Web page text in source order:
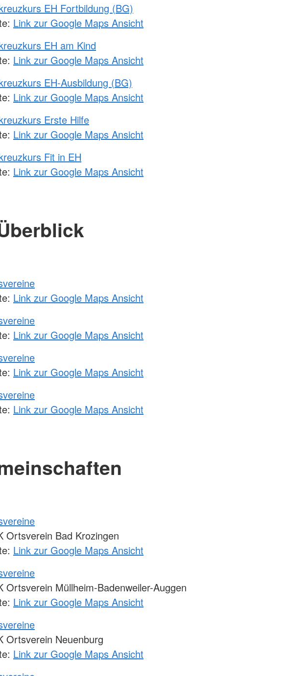
EH Fortbildung (BG)
Link zur Google Maps Ansicht
EH am Kind
Link zur Google Maps Ansicht
EH-Ausbildung (BG)
Link zur Google Maps Ansicht
Erste Hilfe
Link zur Google Maps Ansicht
Fit in EH
Link zur Google Maps Ansicht
Link zur Google Maps Ansicht
Link zur Google Maps Ansicht
Link zur Google Maps Ansicht
Link zur Google Maps Ansicht
Ortsverein Bad Krozingen
Link zur Google Maps Ansicht
Ortsverein Müllheim-Badenweiler-Auggen
Link zur Google Maps Ansicht
Ortsverein Neuenburg
Link zur Google Maps Ansicht